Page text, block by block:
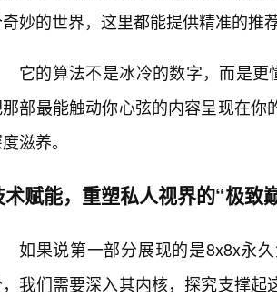
妙的世界，这里都能提供精准的推
它的算法不是冰冷的数字，而是更
部最能触动你心弦的内容呈现在
滋养。
术赋能，重塑私人视界的“极致
如果说第一部分展现的是8x8x永
我们需要深入其内核，探究支撑